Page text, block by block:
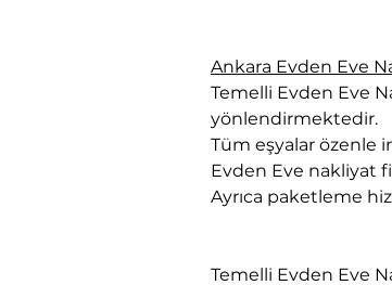
Ankara Evden Eve
Temelli Evden Eve
yönlendirmektedir.
Tüm eşyalar özenle
Evden Eve nakliyat
Ayrıca paketleme
Temelli Evden Eve